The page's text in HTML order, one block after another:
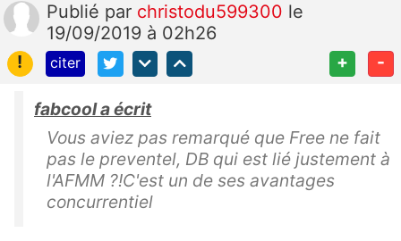
Publié par christodu599300 le
19/09/2019 à 02h26
!
citer + -
fabcool a écrit
Vous aviez pas remarqué que Free ne fait
pas le preventel, DB qui est lié justement à
l'AFMM ?!C'est un de ses avantages
concurrentiel